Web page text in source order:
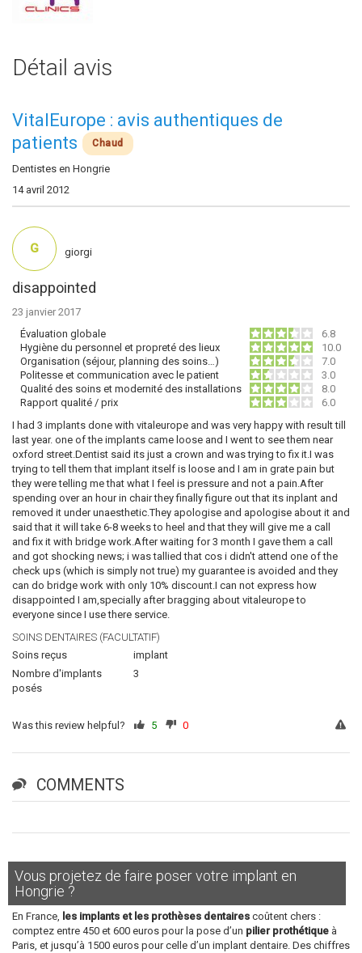
Détail avis
VitalEurope : avis authentiques de
patients
Chaud
Dentistes en Hongrie
14 avril 2012
disappointed
23 janvier 2017
Évaluation globale
6.8
Hygiène du personnel et propreté des lieux
10.0
Organisation (séjour, planning des soins…)
7.0
Politesse et communication avec le patient
3.0
Qualité des soins et modernité des installations
8.0
Rapport qualité / prix
6.0
I had 3 implants done with vitaleurope and was very happy with result till
last year. one of the implants came loose and I went to see them near
oxford street.Dentist said its just a crown and was trying to fix it.I was
trying to tell them that implant itself is loose and I am in grate pain but
they were telling me that what I feel is pressure and not a pain.After
spending over an hour in chair they finally figure out that its inplant and
removed it under unaesthetic.They apologise and apologise about it and
said that it will take 6-8 weeks to heel and that they will give me a call
and fix it with bridge work.After waiting for 3 month I gave them a call
and got shocking news; i was tallied that cos i didn't attend one of the
check ups (which is simply not true) my guarantee is avoided and they
can do bridge work with only 10% discount.I can not express how
disappointed I am,specially after bragging about vitaleurope to
everyone since I use there service.
SOINS DENTAIRES (FACULTATIF)
Soins reçus
implant
Nombre d'implants
posés
3
G giorgi
Was this review helpful? 5 0
COMMENTS
Vous projetez de faire poser votre implant en
Hongrie ?
En France, les implants et les prothèses dentaires coûtent chers :
comptez entre 450 et 600 euros pour la pose d’un pilier prothétique à
Paris, et jusqu’à 1500 euros pour celle d’un implant dentaire. Des chiffres